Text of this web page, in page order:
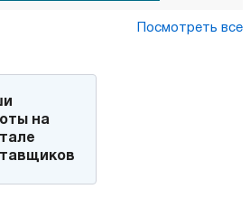
Посмотреть все
на